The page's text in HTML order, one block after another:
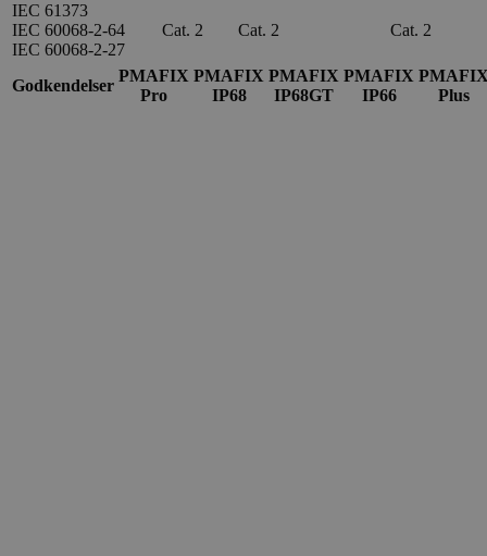
IEC 61373
IEC 60068-2-64
IEC 60068-2-27
Cat. 2 Cat. 2 Cat. 2
Godkendelser
PMAFIX
Pro
PMAFIX
IP68
PMAFIX
IP68GT
PMAFIX
IP66
Plus